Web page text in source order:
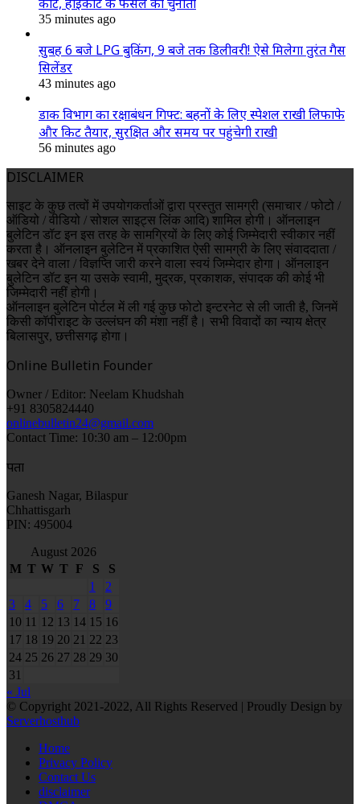
35 minutes ago
सुबह 6 बजे LPG बुकिंग, 9 बजे तक डिलीवरी! ऐसे मिलेगा तुरंत गैस
सिलेंडर
43 minutes ago
डाक विभाग का रक्षाबंधन गिफ्ट: बहनों के लिए स्पेशल राखी लिफाफे
और किट तैयार, सुरक्षित और समय पर पहुंचेगी राखी
56 minutes ago
DISCLAIMER
साइट के कुछ तत्वों में उपयोगकर्ताओं द्वारा प्रस्तुत सामग्री (समाचार / फोटो /
ऑडियो / वीडियो / सोशल साइट्स लिंक आदि) शामिल होगी। ऑनलाइन
बुलेटिन डॉट इन इस तरह के सामग्रियों के लिए कोई जिम्मेदारी स्वीकार नहीं
करता है। ऑनलाइन बुलेटिन में प्रकाशित ऐसी सामग्री के लिए संवाददाता /
खबर देने वाला / विज्ञप्ति जारी करने वाला स्वयं जिम्मेदार होगा। ऑनलाइन
बुलेटिन डॉट इन या उसके स्वामी, मुद्रक, प्रकाशक, संपादक की कोई भी
जिम्मेदारी नहीं होगी।
ऑनलाइन बुलेटिन पोर्टल में ली गई कुछ फोटो इन्टरनेट से ली जाती है, जिनमें
किसी कॉपीराइट के उल्लंघन की मंशा नहीं है। सभी विवादों का न्याय क्षेत्र
बिलासपुर, छत्तीसगढ़ होगा।
Online Bulletin Founder
Owner / Editor: Neelam Khudshah
+91 8305824440
onlinebulletin24@gmail.com
Contact Time: 10:30 am – 12:00pm
पता
Ganesh Nagar, Bilaspur
Chhattisgarh
PIN: 495004
August 2026
M T W T F S
S
1
2
3
4 5 6 7 8
9
10 11 12 13 14 15 16
17 18 19 20 21 22 23
24 25 26 27 28 29 30
31
« Jul
© Copyright 2021-2022, All Rights Reserved | Proudly Design by
Serverhosthub
Home
Privacy Policy
Contact Us
disclaimer